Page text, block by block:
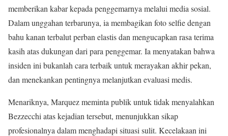
memberikan kabar kepada penggemarnya melalui media sosial.
Dalam unggahan terbarunya, ia membagikan foto selfie dengan
bahu kanan terbalut perban elastis dan mengucapkan rasa terima
kasih atas dukungan dari para penggemar. Ia menyatakan bahwa
insiden ini bukanlah cara terbaik untuk merayakan akhir pekan,
dan menekankan pentingnya melanjutkan evaluasi medis.
Menariknya, Marquez meminta publik untuk tidak menyalahkan
Bezzecchi atas kejadian tersebut, menunjukkan sikap
profesionalnya dalam menghadapi situasi sulit. Kecelakaan ini